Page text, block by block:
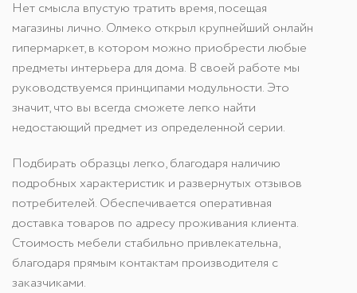
Нет смысла впустую тратить время, посещая
магазины лично. Олмеко открыл крупнейший онлайн
гипермаркет, в котором можно приобрести любые
предметы интерьера для дома. В своей работе мы
руководствуемся принципами модульности. Это
значит, что вы всегда сможете легко найти
недостающий предмет из определенной серии.
Подбирать образцы легко, благодаря наличию
подробных характеристик и развернутых отзывов
потребителей. Обеспечивается оперативная
доставка товаров по адресу проживания клиента.
Стоимость мебели стабильно привлекательна,
благодаря прямым контактам производителя с
заказчиками.